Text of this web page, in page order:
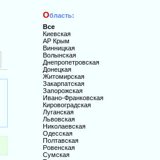
Область:
Все
Киевская
АР Крым
Винницкая
Волынская
Днепропетровская
Донецкая
Житомирская
Закарпатская
Запорожская
Ивано-Франковская
Кировоградская
Луганская
Львовская
Николаевская
Одесская
Полтавская
Ровенская
Сумская